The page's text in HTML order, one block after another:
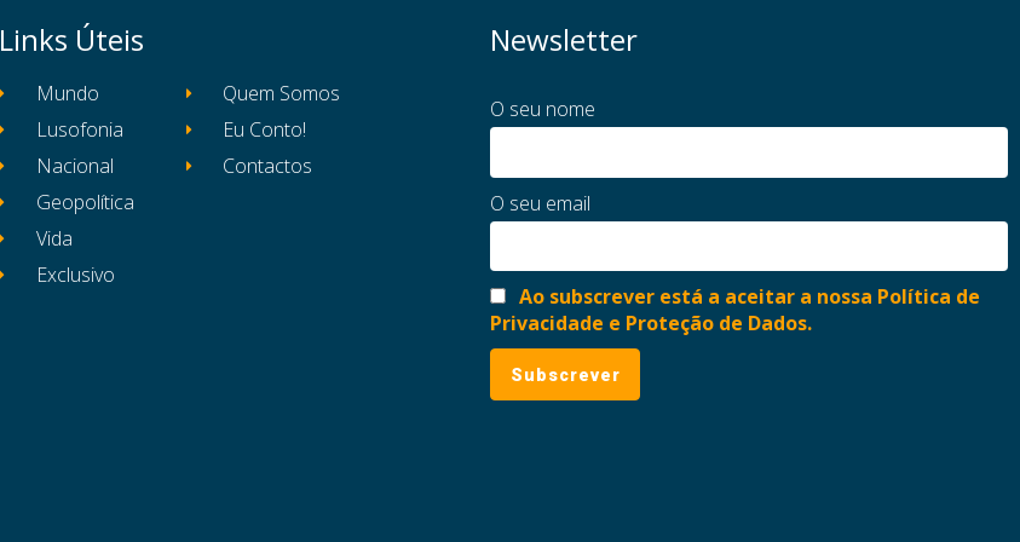
Links Úteis
Mundo
Lusofonia
Nacional
Geopolítica
Vida
Exclusivo
Quem Somos
Eu Conto!
Contactos
Newsletter
O seu nome
O seu email
Ao subscrever está a aceitar a nossa Política de
Privacidade e Proteção de Dados.